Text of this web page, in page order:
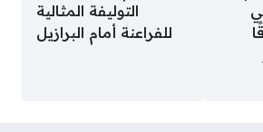
التوليفة المثالية
للفراعنة أمام البرازيل